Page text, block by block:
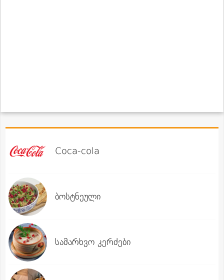
Coca-cola
ბოსტნეული
სამარხვო კერძები